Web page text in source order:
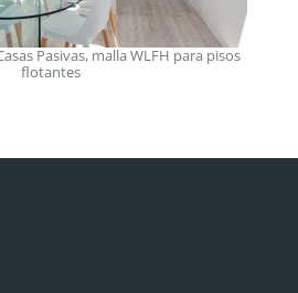
Pasivas, malla WLFH para pisos
flotantes